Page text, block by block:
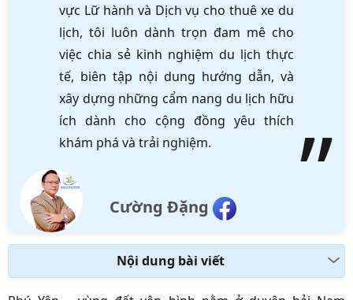
vực Lữ hành và Dịch vụ cho thuê xe du
lịch, tôi luôn dành trọn đam mê cho
việc chia sẻ kinh nghiệm du lịch thực
tế, biên tập nội dung hướng dẫn, và
xây dựng những cẩm nang du lịch hữu
ích dành cho cộng đồng yêu thích
khám phá và trải nghiệm.
Cường Đặng
Nội dung bài viết